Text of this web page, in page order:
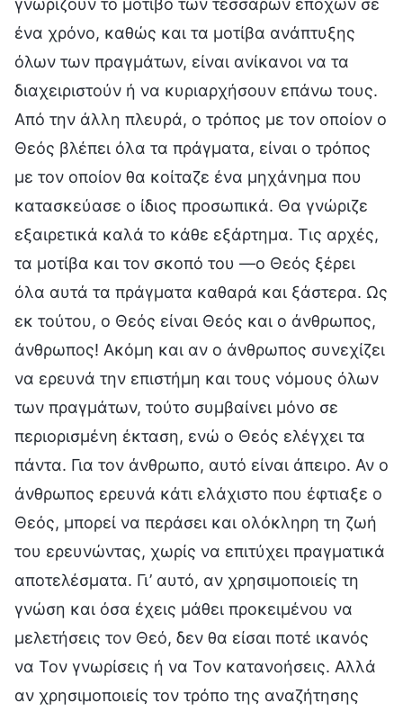
ένα χρόνο, καθώς και τα μοτίβα ανάπτυξης
όλων των πραγμάτων, είναι ανίκανοι να τα
διαχειριστούν ή να κυριαρχήσουν επάνω τους.
Από την άλλη πλευρά, ο τρόπος με τον οποίον ο
Θεός βλέπει όλα τα πράγματα, είναι ο τρόπος
με τον οποίον θα κοίταζε ένα μηχάνημα που
κατασκεύασε ο ίδιος προσωπικά. Θα γνώριζε
εξαιρετικά καλά το κάθε εξάρτημα. Τις αρχές,
τα μοτίβα και τον σκοπό του —ο Θεός ξέρει
όλα αυτά τα πράγματα καθαρά και ξάστερα. Ως
εκ τούτου, ο Θεός είναι Θεός και ο άνθρωπος,
άνθρωπος! Ακόμη και αν ο άνθρωπος συνεχίζει
να ερευνά την επιστήμη και τους νόμους όλων
των πραγμάτων, τούτο συμβαίνει μόνο σε
περιορισμένη έκταση, ενώ ο Θεός ελέγχει τα
πάντα. Για τον άνθρωπο, αυτό είναι άπειρο. Αν ο
άνθρωπος ερευνά κάτι ελάχιστο που έφτιαξε ο
Θεός, μπορεί να περάσει και ολόκληρη τη ζωή
του ερευνώντας, χωρίς να επιτύχει πραγματικά
αποτελέσματα. Γι’ αυτό, αν χρησιμοποιείς τη
γνώση και όσα έχεις μάθει προκειμένου να
μελετήσεις τον Θεό, δεν θα είσαι ποτέ ικανός
να Τον γνωρίσεις ή να Τον κατανοήσεις. Αλλά
αν χρησιμοποιείς τον τρόπο της αναζήτησης